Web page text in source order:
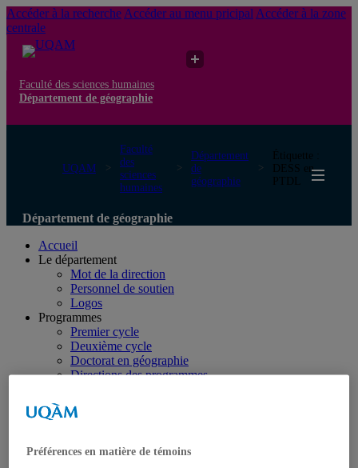
Accéder à la recherche Accéder au menu pricipal Accéder à la zone
centrale
Faculté des sciences humaines
Département de géographie
UQAM
Faculté
des
sciences
humaines
Département
de
géographie
Étiquette :
DESS en
PTDL
Département de géographie
Accueil
Le département
Mot de la direction
Personnel de soutien
Logos
Programmes
Premier cycle
Deuxième cycle
Doctorat en géographie
Directions des programmes
Professeur.e.s régulie.è.r.e.s
Professeur.e.s associé.e.s
Chargé.e.s de cours de géographie
Préférences en matière de témoins